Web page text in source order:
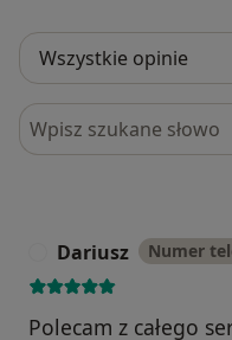
Szukaj w opiniach
Dariusz Numer
Polecam z całego